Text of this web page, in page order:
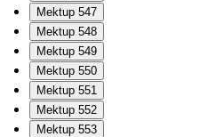
Mektup 547
Mektup 548
Mektup 549
Mektup 550
Mektup 551
Mektup 552
Mektup 553